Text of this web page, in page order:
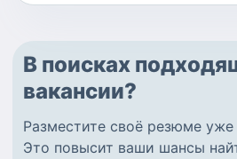
В поисках
вакансии?
Разместите своё резюме уже
Это повысит ваши шансы